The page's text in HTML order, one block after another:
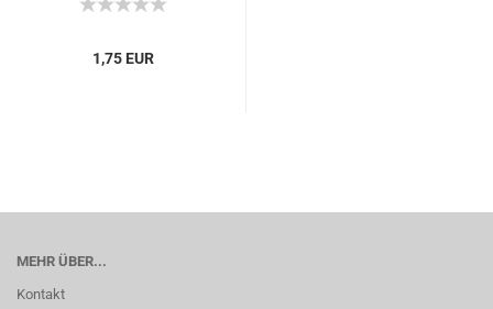
1,75 EUR
MEHR ÜBER...
Kontakt